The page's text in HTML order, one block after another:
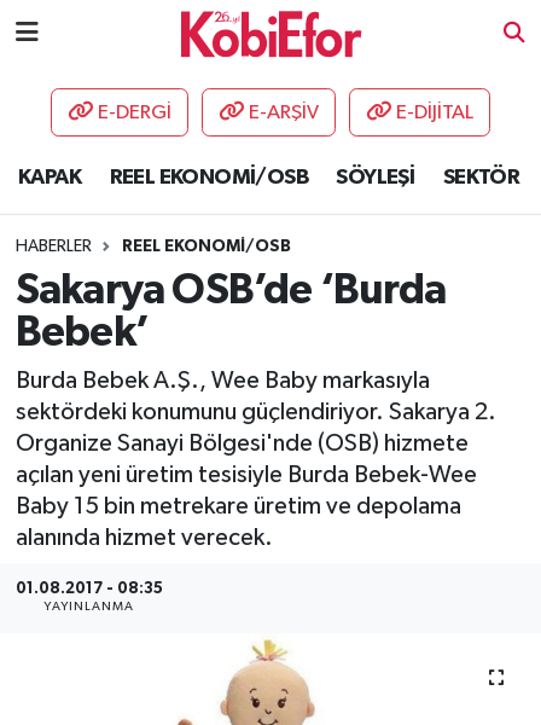
E-DERGİ E-ARŞİV E-DİJİTAL
KAPAK REEL EKONOMİ/OSB SÖYLEŞİ SEKTÖR
HABERLER REEL EKONOMİ/OSB
Sakarya OSB’de ‘Burda
Bebek’
Burda Bebek A.Ş., Wee Baby markasıyla
sektördeki konumunu güçlendiriyor. Sakarya 2.
Organize Sanayi Bölgesi'nde (OSB) hizmete
açılan yeni üretim tesisiyle Burda Bebek-Wee
Baby 15 bin metrekare üretim ve depolama
alanında hizmet verecek.
01.08.2017 - 08:35
YAYINLANMA
AKADEMİ
DESTEK-TEŞVİK
ETKİNLİK
GÜNCEL
HABERLER
KAPAK
SEKTÖR